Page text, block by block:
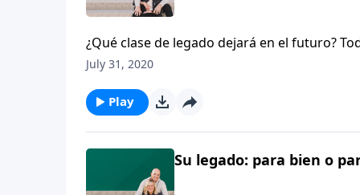
¿Qué clase de legado dejará en el futuro?
Dennis Rainey comparte tres puntos
Hace poco preguntamos a un grupo de
¿qué palabra sería esa?
July 31, 2020
Play
Su legado: para bien o